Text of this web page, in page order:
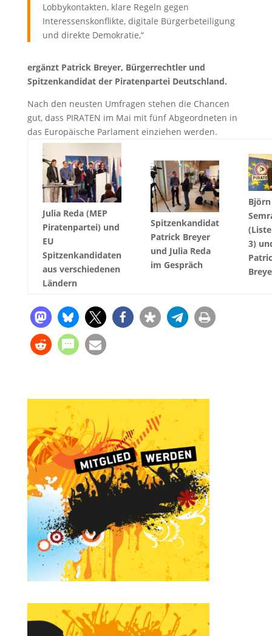
Lobbykontakten, klare Regeln gegen
Interessenskonflikte, digitale Bürgerbeteiligung
und direkte Demokratie,“
ergänzt Patrick Breyer, Bürgerrechtler und
Spitzenkandidat der Piratenpartei Deutschland.
Nach den neusten Umfragen stehen die Chancen
gut, dass PIRATEN im Mai mit fünf Abgeordneten in
das Europäische Parlament einziehen werden.
Julia Reda (MEP
Piratenpartei) und
EU
Spitzenkandidaten
aus verschiedenen
Ländern
Spitzenkandidat
Patrick Breyer
und Julia Reda
im Gespräch
Björn
3)